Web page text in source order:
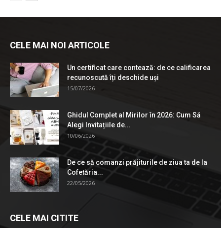
CELE MAI NOI ARTICOLE
Un certificat care contează: de ce calificarea
recunoscută îți deschide uși
15/07/2026
Ghidul Complet al Mirilor în 2026: Cum Să
Alegi Invitațiile de...
10/06/2026
De ce să comanzi prăjiturile de ziua ta de la
Cofetăria...
22/05/2026
CELE MAI CITITE